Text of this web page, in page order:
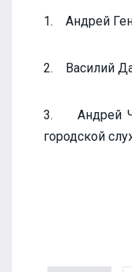
1. Андрей
2. Василий
3. Андрей
городской